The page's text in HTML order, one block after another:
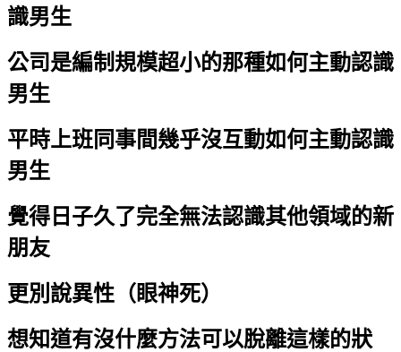
識男生
公司是編制規模超小的那種如何主動認識
男生
平時上班同事間幾乎沒互動如何主動認識
男生
覺得日子久了完全無法認識其他領域的新
朋友
更別說異性（眼神死）
想知道有沒什麼方法可以脫離這樣的狀